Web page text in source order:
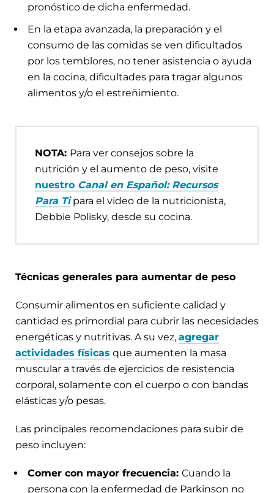
pronóstico de dicha enfermedad.
En la etapa avanzada, la preparación y el
consumo de las comidas se ven dificultados
por los temblores, no tener asistencia o ayuda
en la cocina, dificultades para tragar algunos
alimentos y/o el estreñimiento.
NOTA: Para ver consejos sobre la
nutrición y el aumento de peso, visite
nuestro Canal en Español: Recursos
Para Tipara el video de la nutricionista,
Debbie Polisky, desde su cocina.
Técnicas generales para aumentar de peso
Consumir alimentos en suficiente calidad y
cantidad es primordial para cubrir las necesidades
energéticas y nutritivas. A su vez, agregar
actividades físicas que aumenten la masa
muscular a través de ejercicios de resistencia
corporal, solamente con el cuerpo o con bandas
elásticas y/o pesas.
Las principales recomendaciones para subir de
peso incluyen:
Comer con mayor frecuencia: Cuando la
persona con la enfermedad de Parkinson no